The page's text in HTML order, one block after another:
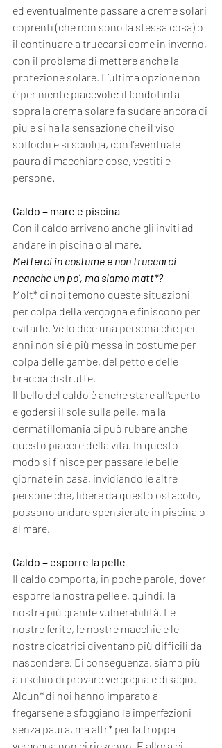
ed eventualmente passare a creme solari
coprenti (che non sono la stessa cosa) o
il continuare a truccarsi come in inverno,
con il problema di mettere anche la
protezione solare. L’ultima opzione non
è per niente piacevole: il fondotinta
sopra la crema solare fa sudare ancora di
più e si ha la sensazione che il viso
soffochi e si sciolga, con l’eventuale
paura di macchiare cose, vestiti e
persone.
Caldo = mare e piscina
Con il caldo arrivano anche gli inviti ad
andare in piscina o al mare.
Metterci in costume e non truccarci
neanche un po’, ma siamo matt*?
Molt* di noi temono queste situazioni
per colpa della vergogna e finiscono per
evitarle. Ve lo dice una persona che per
anni non si è più messa in costume per
colpa delle gambe, del petto e delle
braccia distrutte.
Il bello del caldo è anche stare all’aperto
e godersi il sole sulla pelle, ma la
dermatillomania ci può rubare anche
questo piacere della vita. In questo
modo si finisce per passare le belle
giornate in casa, invidiando le altre
persone che, libere da questo ostacolo,
possono andare spensierate in piscina o
al mare.
Caldo = esporre la pelle
Il caldo comporta, in poche parole, dover
esporre la nostra pelle e, quindi, la
nostra più grande vulnerabilità. Le
nostre ferite, le nostre macchie e le
nostre cicatrici diventano più difficili da
nascondere. Di conseguenza, siamo più
a rischio di provare vergogna e disagio.
Alcun* di noi hanno imparato a
fregarsene e sfoggiano le imperfezioni
senza paura, ma altr* per la troppa